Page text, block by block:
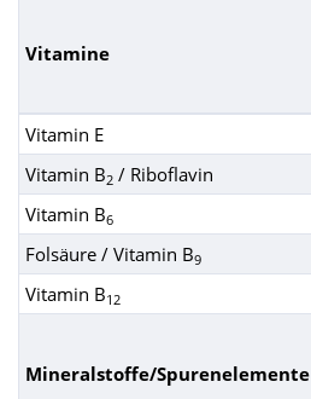
Vitamine
Vitamin E
Vitamin B2 / Riboflavin
Vitamin B6
Folsäure / Vitamin B9
Vitamin B12
Mineralstoffe/Spurenelemente